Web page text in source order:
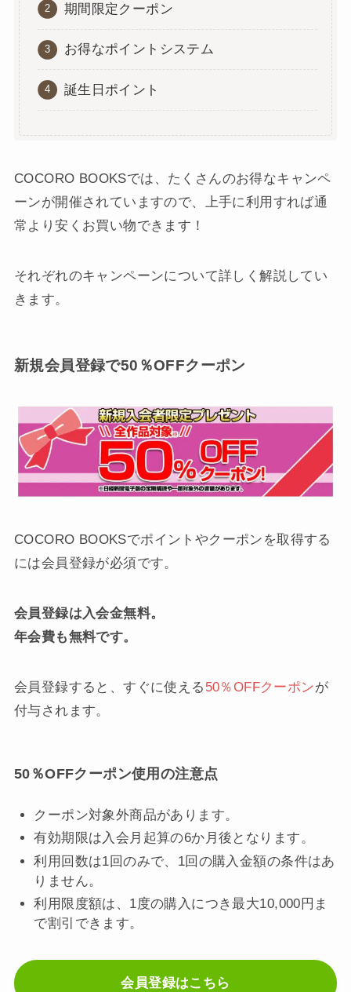
期間限定クーポン
お得なポイントシステム
誕生日ポイント
COCORO BOOKSでは、たくさんのお得なキャンペ
ーンが開催されていますので、上手に利用すれば通
常より安くお買い物できます！
それぞれのキャンペーンについて詳しく解説してい
きます。
新規会員登録で50％OFFクーポン
COCORO BOOKSでポイントやクーポンを取得する
には会員登録が必須です。
会員登録は入会金無料。
年会費も無料です。
会員登録すると、すぐに使える 50％OFFクーポンが
付与されます。
50％OFFクーポン使用の注意点
クーポン対象外商品があります。
有効期限は入会月起算の6か月後となります。
利用回数は1回のみで、1回の購入金額の条件はあ
りません。
利用限度額は、1度の購入につき最大10,000円ま
で割引できます。
会員登録はこちら